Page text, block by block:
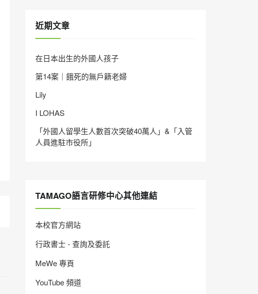
近期文章
在日本出生的外國人孩子
第14案｜餓死的無戶籍老婦
Lily
I LOHAS
「外國人留學生人數首次突破40萬人」&「入管
人員進駐市役所」
TAMAGO語言研修中心其他連結
本校官方網站
行政書士 - 查詢及委託
MeWe 專頁
YouTube 頻道